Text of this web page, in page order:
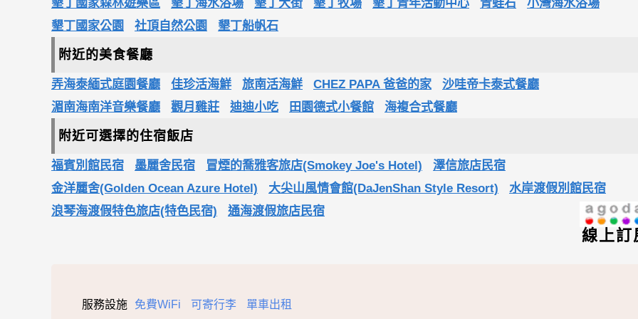
墾丁國家森林遊樂區 墾丁海水浴場 墾丁大街 墾丁牧場 墾丁青年活動中心 青蛙石
小灣海水浴場
墾丁國家公園
社頂自然公園 墾丁船帆石
附近的美食餐廳
弄海泰緬式庭園餐廳 佳珍活海鮮 旅南活海鮮 CHEZ PAPA 爸爸的家
沙哇帝卡泰式餐廳
湄南海南洋音樂餐廳
觀月雞莊 迪迪小吃 田園德式小餐館 海複合式餐廳
附近可選擇的住宿飯店
福賓別館民宿 墨麗舍民宿 冒煙的喬雅客旅店(Smokey Joe's Hotel)
澤信旅店民宿
金洋麗舍(Golden Ocean Azure Hotel)
大尖山風情會館(DaJenShan Style Resort)
水岸渡假別館民宿
浪琴海渡假特色旅店(特色民宿)
通海渡假旅店民宿
線上訂
服務設施 免費WiFi 可寄行李 單車出租